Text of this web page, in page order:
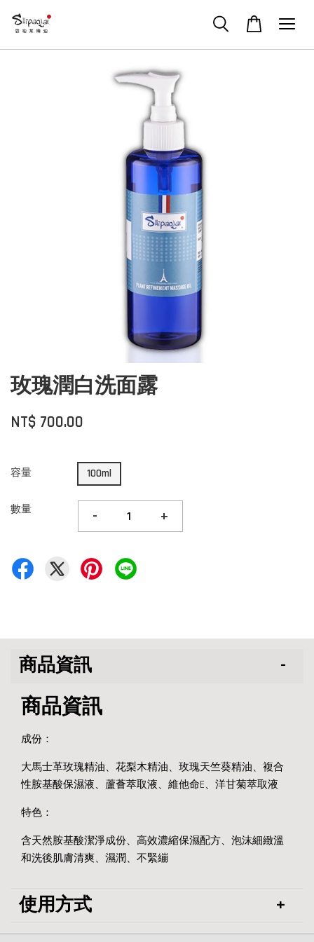
玫瑰潤白洗面露
NT$ 700.00
容量 100ml
數量 - +
商品資訊
商品資訊
成份：
大馬士革玫瑰精油、花梨木精油、玫瑰天竺葵精油、複合
性胺基酸保濕液、蘆薈萃取液、維他命E、洋甘菊萃取液
特色：
含天然胺基酸潔淨成份、高效濃縮保濕配方、泡沫細緻溫
和洗後肌膚清爽、濕潤、不緊繃
使用方式